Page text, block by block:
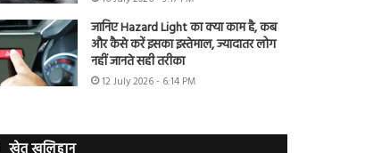
जानिए Hazard Light का क्या काम है, कब
और कैसे करें इसका इस्तेमाल, ज्यादातर लोग
नहीं जानते सही तरीका
12 July 2026 - 6:14 PM